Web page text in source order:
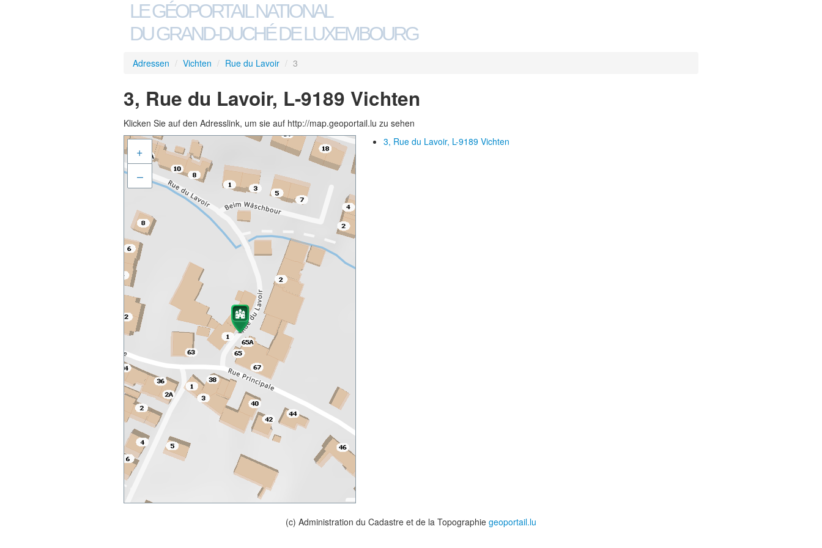
LE GÉOPORTAIL NATIONAL
DU GRAND-DUCHÉ DE LUXEMBOURG
Adressen / Vichten / Rue du Lavoir / 3
3, Rue du Lavoir, L-9189 Vichten
Klicken Sie auf den Adresslink, um sie auf http://map.geoportail.lu zu sehen
+
–
3, Rue du Lavoir, L-9189 Vichten
(c) Administration du Cadastre et de la Topographie geoportail.lu